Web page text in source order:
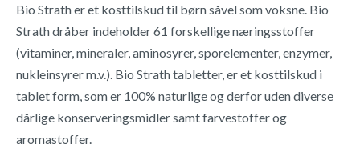
Bio Strath er et kosttilskud til børn såvel som voksne. Bio
Strath dråber indeholder 61 forskellige næringsstoffer
(vitaminer, mineraler, aminosyrer, sporelementer, enzymer,
nukleinsyrer m.v.). Bio Strath tabletter, er et kosttilskud i
tablet form, som er 100% naturlige og derfor uden diverse
dårlige konserveringsmidler samt farvestoffer og
aromastoffer.